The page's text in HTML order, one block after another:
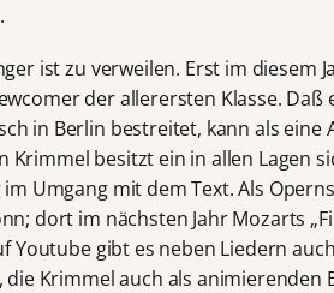
ist zu verweilen. Erst im diesem
der allerersten Klasse.
in Berlin bestreitet, kann als eine
Krimmel besitzt ein in allen Lagen
Umgang mit dem Text. Als
dort im nächsten Jahr Mozarts
Youtube gibt es neben Liedern
Krimmel auch als animierenden